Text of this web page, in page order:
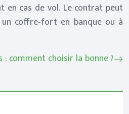
en cas de vol. Le contrat peut
un coffre-fort en banque ou à
: comment choisir la bonne ?